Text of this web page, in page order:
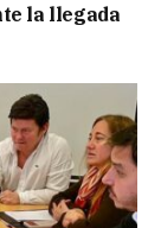
la llegada